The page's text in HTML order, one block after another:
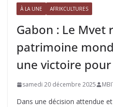
À LA UNE AFRIKCULTURES
Gabon : Le Mvet
patrimoine
une victoire
samedi 20 décembre 2025
Dans une décision attendue